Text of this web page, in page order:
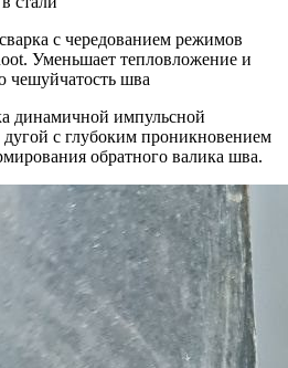
с чередованием режимов
Уменьшает тепловложение и
чешуйчатость шва
динамичной импульсной
с глубоким проникновением
обратного валика шва.